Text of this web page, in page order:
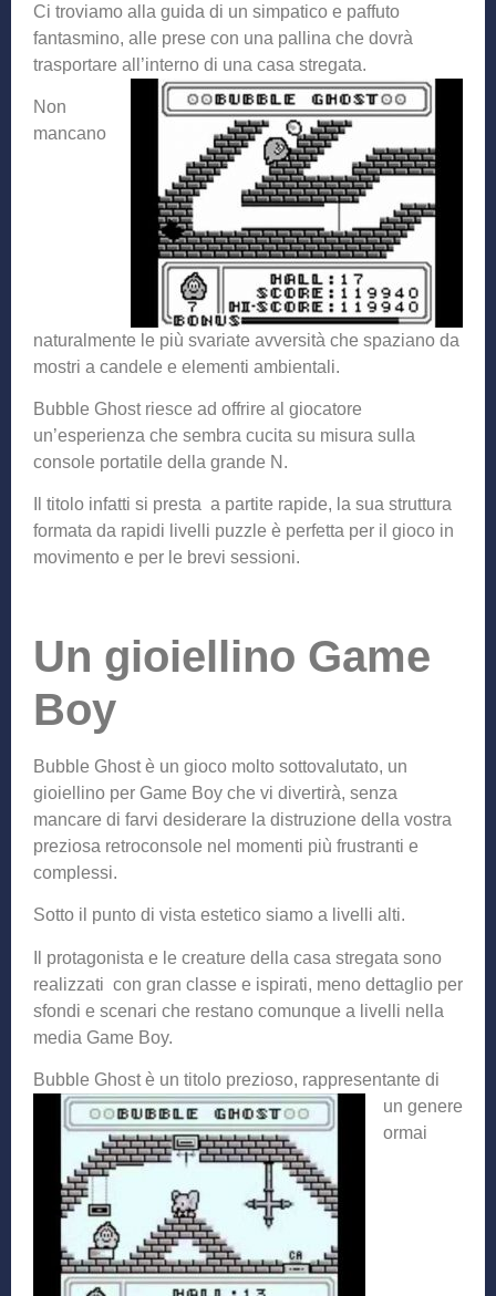
Ci troviamo alla guida di un simpatico e paffuto
fantasmino, alle prese con una pallina che dovrà
trasportare all’interno di una casa stregata.
Non
mancano
naturalmente le più svariate avversità che spaziano da
mostri a candele e elementi ambientali.
Bubble Ghost riesce ad offrire al giocatore
un’esperienza che sembra cucita su misura sulla
console portatile della grande N.
Il titolo infatti si presta a partite rapide, la sua struttura
formata da rapidi livelli puzzle è perfetta per il gioco in
movimento e per le brevi sessioni.
Un gioiellino Game
Boy
Bubble Ghost è un gioco molto sottovalutato, un
gioiellino per Game Boy che vi divertirà, senza
mancare di farvi desiderare la distruzione della vostra
preziosa retroconsole nel momenti più frustranti e
complessi.
Sotto il punto di vista estetico siamo a livelli alti.
Il protagonista e le creature della casa stregata sono
realizzati con gran classe e ispirati, meno dettaglio per
sfondi e scenari che restano comunque a livelli nella
media Game Boy.
Bubble Ghost è un titolo prezioso, rappresentante di
un genere
ormai